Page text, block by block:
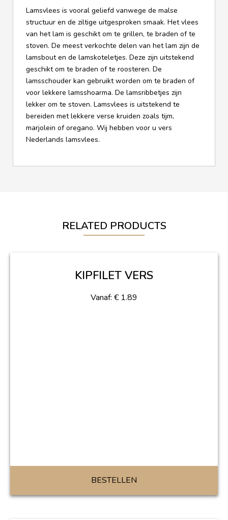
Lamsvlees is vooral geliefd vanwege de malse
structuur en de ziltige uitgesproken smaak. Het vlees
van het lam is geschikt om te grillen, te braden of te
stoven. De meest verkochte delen van het lam zijn de
lamsbout en de lamskoteletjes. Deze zijn uitstekend
geschikt om te braden of te roosteren. De
lamsschouder kan gebruikt worden om te braden of
voor lekkere lamsshoarma. De lamsribbetjes zijn
lekker om te stoven. Lamsvlees is uitstekend te
bereiden met lekkere verse kruiden zoals tijm,
marjolein of oregano. Wij hebben voor u vers
Nederlands lamsvlees.
RELATED PRODUCTS
KIPFILET VERS
Vanaf: € 1.89
BESTELLEN